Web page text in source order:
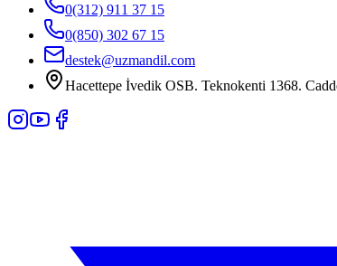
0(312) 911 37 15
0(850) 302 67 15
destek@uzmandil.com
Hacettepe İvedik OSB. Teknokenti 1368.